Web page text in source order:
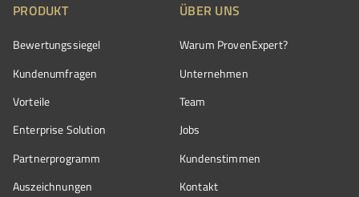
PRODUKT
Bewertungssiegel
Kundenumfragen
Vorteile
Enterprise Solution
Partnerprogramm
Auszeichnungen
ÜBER UNS
Warum ProvenExpert?
Unternehmen
Team
Jobs
Kundenstimmen
Kontakt